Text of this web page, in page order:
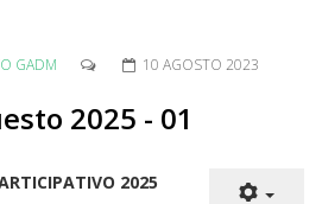
GADM
10 AGOSTO 2023
2025 - 01
2025